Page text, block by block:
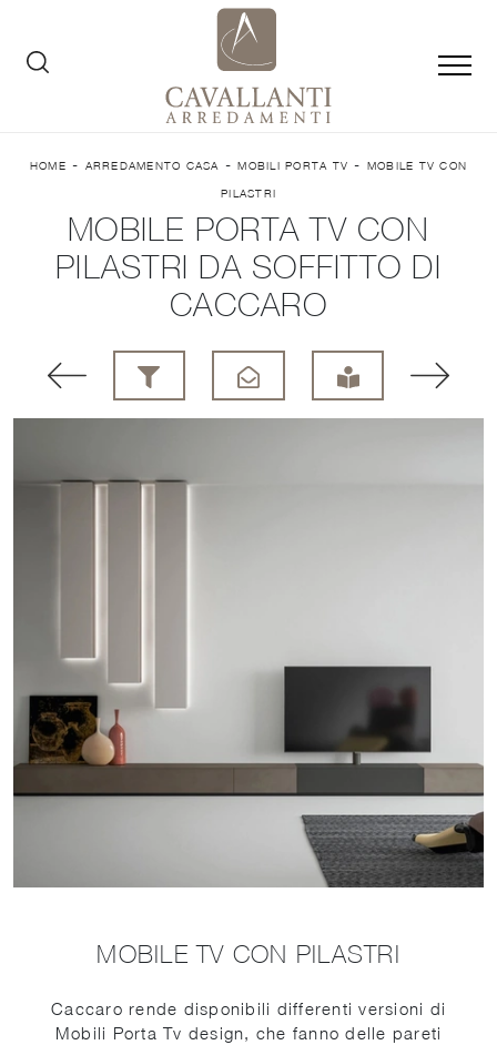
HOME - ARREDAMENTO CASA -MOBILI PORTA TV - MOBILE TV CON
PILASTRI
MOBILE PORTA TV CON
PILASTRI DA SOFFITTO DI
CACCARO
MOBILE TV CON PILASTRI
Caccaro rende disponibili differenti versioni di
Mobili Porta Tv design, che fanno delle pareti